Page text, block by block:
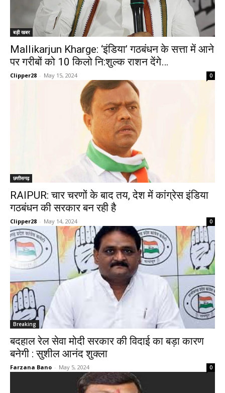
बड़ी खबर
Mallikarjun Kharge: ‘इंडिया’ गठबंधन के सत्ता में आने
पर गरीबों को 10 किलो नि:शुल्क राशन देंगे…
Clipper28 - May 15, 2024 0
छत्तीसगढ़
RAIPUR: चार चरणों के बाद तय, देश में कांग्रेस इंडिया
गठबंधन की सरकार बन रही है
Clipper28 - May 14, 2024 0
Breaking
बदहाल रेल सेवा मोदी सरकार की विदाई का बड़ा कारण
बनेगी : सुशील आनंद शुक्ला
Farzana Bano - May 5, 2024 0